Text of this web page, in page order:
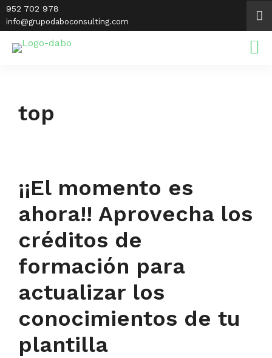
Saltar
al
952 702 978
info@grupodaboconsulting.com
top
¡¡El momento es
ahora!! Aprovecha los
créditos de
formación para
actualizar los
conocimientos de tu
plantilla